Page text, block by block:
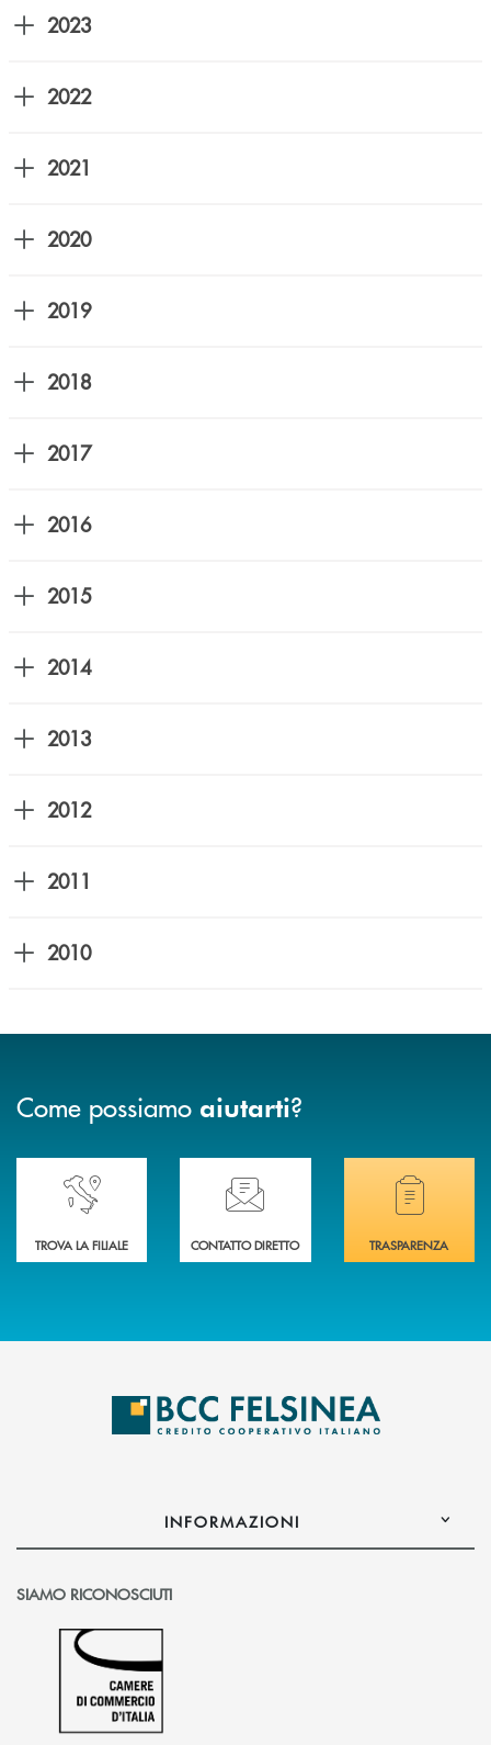
2023
2022
2021
2020
2019
2018
2017
2016
2015
2014
2013
2012
2011
2010
Come possiamo aiutarti?
Accedi all' elenco completo delle nostre&nbsp; filiali .
TROVA LA FILIALE
Ti serve assistenza immediata? Contattaci!
CONTATTO DIRETTO
Hai bisogno di
TRASPARENZA
INFORMAZIONI
SIAMO RICONOSCIUTI